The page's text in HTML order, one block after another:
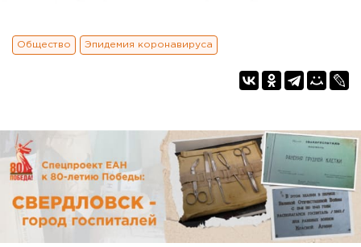
Общество Эпидемия коронавируса